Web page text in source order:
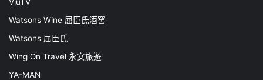
Watsons Wine 屈臣氏酒窖
Watsons 屈臣氏
Wing On Travel 永安旅遊
YA-MAN